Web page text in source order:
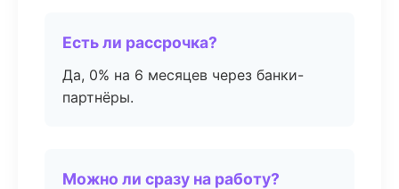
Есть ли рассрочка?
Да, 0% на 6 месяцев через банки-
партнёры.
Можно ли сразу на работу?